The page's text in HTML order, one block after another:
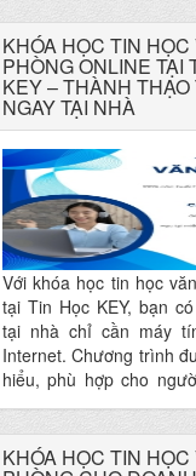
KHÓA HỌC TIN HỌC
PHÒNG ONLINE TẠI
KEY – THÀNH THẠO
NGAY TẠI NHÀ
Với khóa học tin học
tại Tin Học KEY, bạn
tại nhà chỉ cần máy
Internet. Chương trình
hiểu, phù hợp cho
hoặc người đi làm
quả.
KHÓA HỌC TIN HỌC